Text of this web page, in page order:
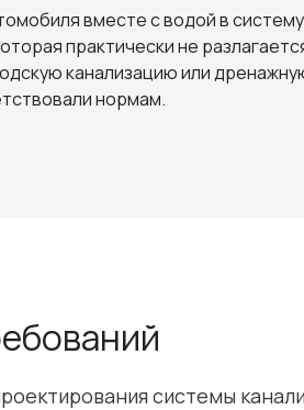
вместе с водой в
практически не
канализацию или
нормам.
системы